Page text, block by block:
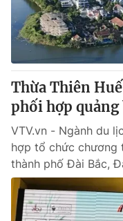
Thừa Thiên
phối hợp quảng
VTV.vn - Ngành du
hợp tổ chức chương
thành phố Đài Bắc,